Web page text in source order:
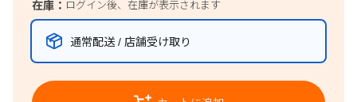
在庫： ログイン後、在庫が表示されます
通常配送 / 店舗受け取り